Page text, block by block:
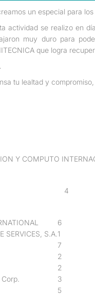
un especial para
actividad se realizo en
muy duro para
que logra
tu lealtad y
Y COMPUTO
Inc 4
6
SERVICES, S.A. 1
7
2
2
3
5